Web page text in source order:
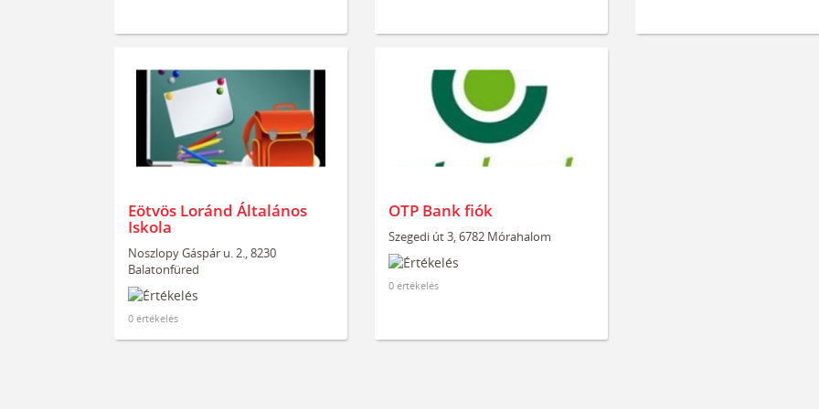
Eötvös Loránd Általános
Iskola
Noszlopy Gáspár u. 2., 8230
Balatonfüred
0 értékelés
OTP Bank fiók
Szegedi út 3, 6782 Mórahalom
0 értékelés